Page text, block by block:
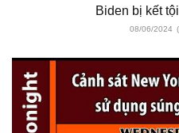
Biden bị kết
08/06/2024